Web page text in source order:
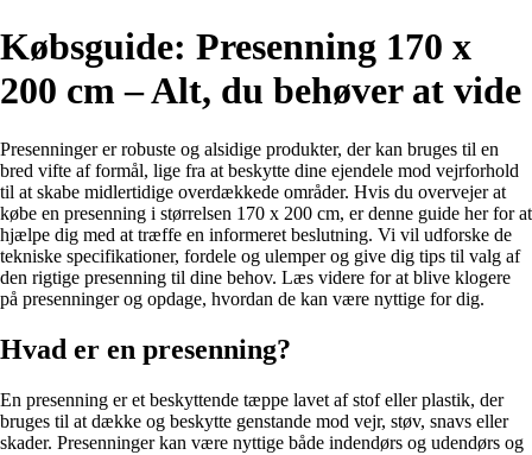
Købsguide: Presenning 170 x
200 cm – Alt, du behøver at vide
Presenninger er robuste og alsidige produkter, der kan bruges til en
bred vifte af formål, lige fra at beskytte dine ejendele mod vejrforhold
til at skabe midlertidige overdækkede områder. Hvis du overvejer at
købe en presenning i størrelsen 170 x 200 cm, er denne guide her for at
hjælpe dig med at træffe en informeret beslutning. Vi vil udforske de
tekniske specifikationer, fordele og ulemper og give dig tips til valg af
den rigtige presenning til dine behov. Læs videre for at blive klogere
på presenninger og opdage, hvordan de kan være nyttige for dig.
Hvad er en presenning?
En presenning er et beskyttende tæppe lavet af stof eller plastik, der
bruges til at dække og beskytte genstande mod vejr, støv, snavs eller
skader. Presenninger kan være nyttige både indendørs og udendørs og